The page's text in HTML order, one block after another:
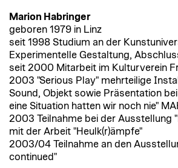
Marion Habringer
geboren 1979 in Linz
seit 1998 Studium an der
Experimentelle Gestaltung,
seit 2000 Mitarbeit im Kulturverein
2003 "Serious Play" mehrteilige
Sound, Objekt sowie Präsentation
eine Situation hatten wir noch nie"
2003 Teilnahme bei der Ausstellung
mit der Arbeit "Heulk(r)ämpfe"
2003/04 Teilnahme an den
continued"